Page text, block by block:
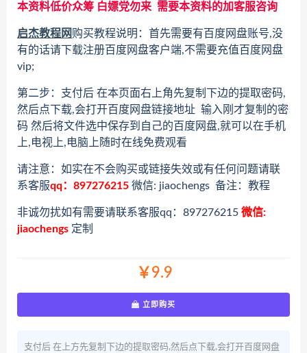
本资料低价众筹 白嫖党勿来 需要本资料的加客服咨询
启杰教程网购买教程说明：首先需要有百度网盘账号,没
有的话请下载注册百度网盘客户端,不需要充值百度网盘
vip;
第二步：支付后 在本页面右上角先复制下边的提取密码,
然后点下载,会打开百度网盘链接地址 输入刚才复制的密
码 然后将文件选中保存到自己的百度网盘,就可以在手机
上,电视上,电脑上随时在线免费观看
请注意：如实在不会购买或链接失效或有任何问题请联
系客服qq：897276215 微信: jiaochengs 备注：教程
非诚勿扰如有需要请联系客服qq：897276215 微信:
jiaochengs 定制
￥9.9
立即购买
支付后 在上方先复制下边的提取密码,然后点下载,会打开百度网盘